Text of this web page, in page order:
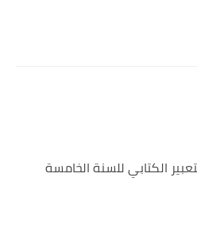
الكتابي للسنة الخامسة